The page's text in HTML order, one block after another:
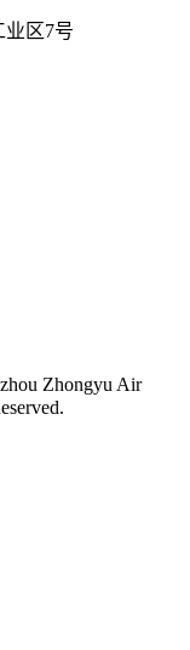
区7号
Zhongyu Air